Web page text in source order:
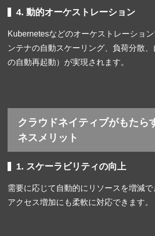
4. 動的オーケストレーション
Kubernetesなどのオーケストレーショ
ンテナの自動スケーリング、負荷分散
の自動再起動）が実現されます。
クラウドネイティブがもたら
ネスメリット
1. スケーラビリティの向上
需要に応じて自動的にリソースを増減
アクセス増加にも柔軟に対応できます。